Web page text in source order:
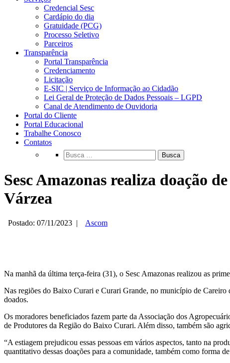
Credencial Sesc
Cardápio do dia
Gratuidade (PCG)
Processo Seletivo
Parceiros
Transparência
Portal Transparência
Credenciamento
Licitação
E-SIC | Serviço de Informação ao Cidadão
Lei Geral de Proteção de Dados Pessoais – LGPD
Canal de Atendimento de Ouvidoria
Portal do Cliente
Portal Educacional
Trabalhe Conosco
Contatos
Busca
Sesc Amazonas realiza doação
Várzea
Postado: 07/11/2023 | Ascom
Na manhã da última terça-feira (31), o Sesc Amazonas realizou as
Nas regiões do Baixo Curari e Curari Grande, no município de Careiro
doados.
Os moradores beneficiados fazem parte da Associação dos
de Produtores da Região do Baixo Curari. Além disso, também são
“A estiagem prejudicou essas pessoas em vários aspectos, tanto na
quantitativo dessas doações para a comunidade, também como forma